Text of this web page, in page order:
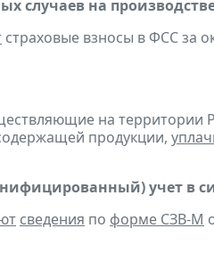
случаев на
страховые взносы в ФСС за
на территории
продукции,
учет в
сведения по форме СЗВ-М